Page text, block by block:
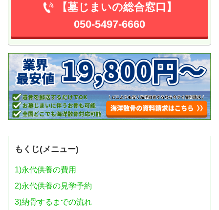
【墓じまいの総合窓口】
050-5497-6660
もくじ(メニュー)
1)永代供養の費用
2)永代供養の見学予約
3)納骨するまでの流れ